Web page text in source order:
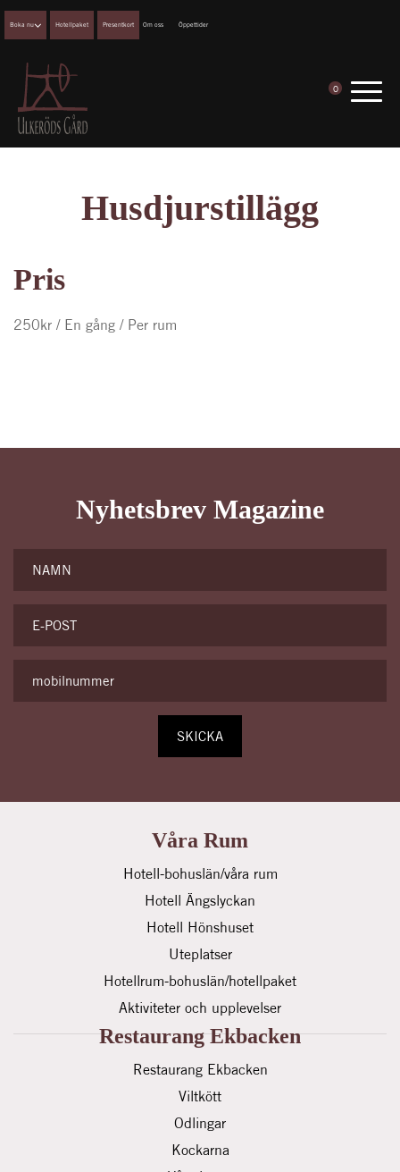
0
Boka nu Hotellpaket Presentkort Om oss Öppettider
Husdjurstillägg
Pris
250kr / En gång / Per rum
Våra Rum
Hotell-bohuslän/våra rum
Hotell Ängslyckan
Hotell Hönshuset
Uteplatser
Hotellrum-bohuslän/hotellpaket
Aktiviteter och upplevelser
Restaurang Ekbacken
Restaurang Ekbacken
Viltkött
Odlingar
Kockarna
Nyhetsbrev Magazine